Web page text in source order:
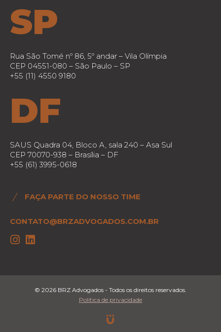
SP
Rua São Tomé nº 86, 5º andar – Vila Olímpia
CEP 04551-080 – São Paulo – SP
+55 (11) 4550 9180
DF
SAUS Quadra 04, Bloco A, sala 240 – Asa Sul
CEP 70070-938 – Brasília – DF
+55 (61) 3995-0618
FAÇA PARTE DO NOSSO TIME
CONTATO@BRZADVOGADOS.COM.BR
© 2026 BRZ Advogados - Todos os direitos reservados.
Política de privacidade